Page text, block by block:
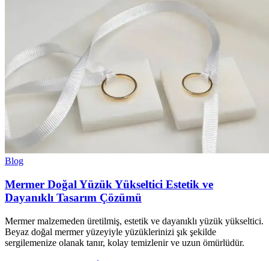
Blog
Mermer Doğal Yüzük Yükseltici Estetik ve
Dayanıklı Tasarım Çözümü
Mermer malzemeden üretilmiş, estetik ve dayanıklı yüzük yükseltici.
Beyaz doğal mermer yüzeyiyle yüzüklerinizi şık şekilde
sergilemenize olanak tanır, kolay temizlenir ve uzun ömürlüdür.